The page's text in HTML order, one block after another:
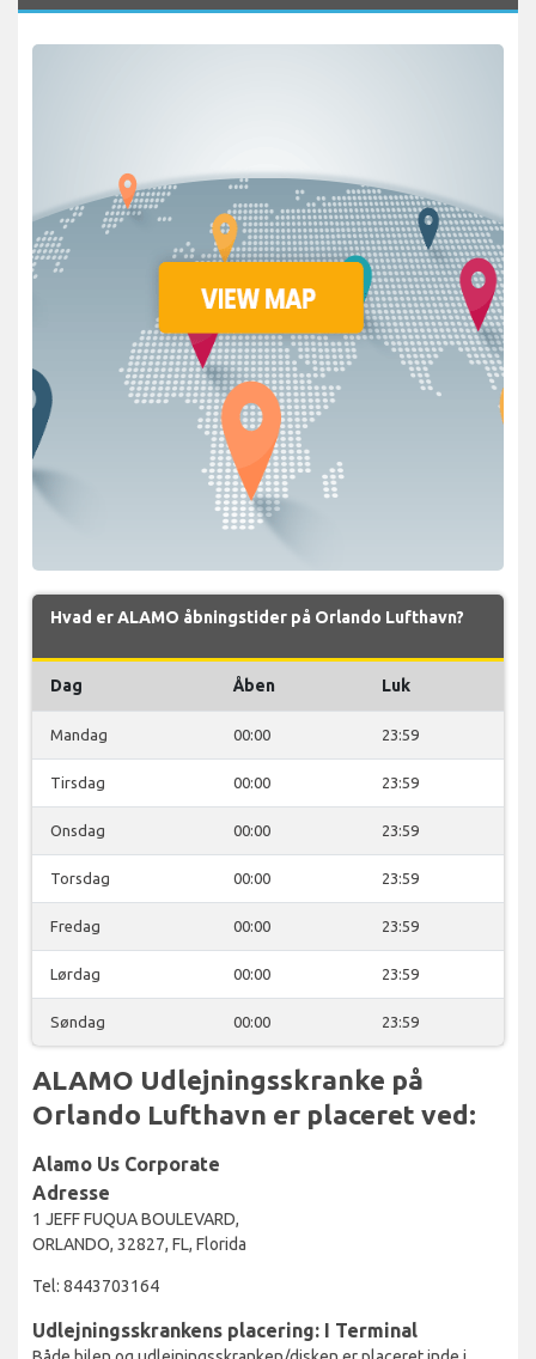
Hvad er ALAMO åbningstider på Orlando Lufthavn?
Dag Åben Luk
Mandag 00:00 23:59
Tirsdag 00:00 23:59
Onsdag 00:00 23:59
Torsdag 00:00 23:59
Fredag 00:00 23:59
Lørdag 00:00 23:59
Søndag 00:00 23:59
ALAMO Udlejningsskranke på
Orlando Lufthavn er placeret ved:
Alamo Us Corporate
Adresse
1 JEFF FUQUA BOULEVARD,
ORLANDO, 32827, FL, Florida
Tel: 8443703164
Udlejningsskrankens placering: I Terminal